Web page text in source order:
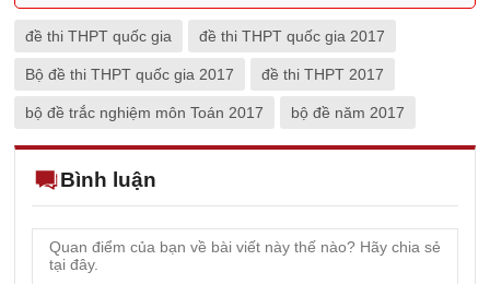
đề thi THPT quốc gia đề thi THPT quốc gia 2017
Bộ đề thi THPT quốc gia 2017 đề thi THPT 2017
bộ đề trắc nghiệm môn Toán 2017 bộ đề năm 2017
Bình luận